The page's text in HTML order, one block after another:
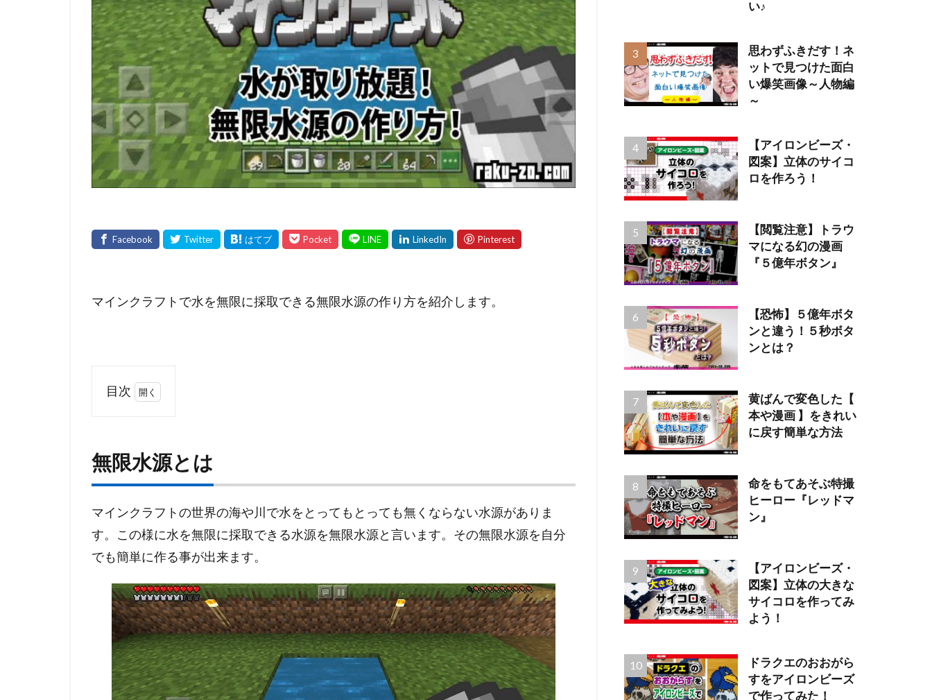
マインクラフトで水を無限に採取できる無限水源の作り方を紹介します。
目次
水
は
無
水
源
の
材
料
3
無
無限水源とは
マインクラフトの世界の海や川で水をとってもとっても無くならない水源がありま
す。この様に水を無限に採取できる水源を無限水源と言います。その無限水源を自分
でも簡単に作る事が出来ます。
い♪
思わずふきだす！ネ
ットで見つけた面白
い爆笑画像～人物編
～
【アイロンビーズ・
図案】立体のサイコ
ロを作ろう！
【閲覧注意】トラウ
マになる幻の漫画
『５億年ボタン』
【恐怖】５億年ボタ
ンと違う！５秒ボタ
ンとは？
黄ばんで変色した【
本や漫画 】をきれい
に戻す簡単な方法
命をもてあそぶ特撮
ヒーロー『レッドマ
ン』
【アイロンビーズ・
図案】立体の大きな
サイコロを作ってみ
よう！
ドラクエのおおがら
すをアイロンビーズ
で作ってみた！